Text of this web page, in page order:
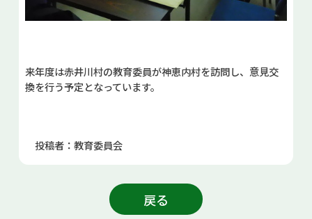
来年度は赤井川村の教育委員が神恵内村を訪問し、意見交
換を行う予定となっています。
投稿者：教育委員会
戻る